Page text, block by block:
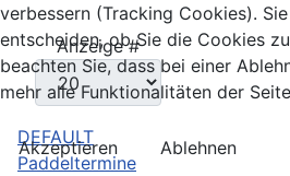
Limite der Paginierungsliste
Anzeige #
DEFAULT
Paddeltermine
verbessern (Tracking Cookies).
entscheiden, ob Sie die Cookies
beachten Sie, dass bei einer
mehr alle Funktionalitäten der
Akzeptieren Ablehnen